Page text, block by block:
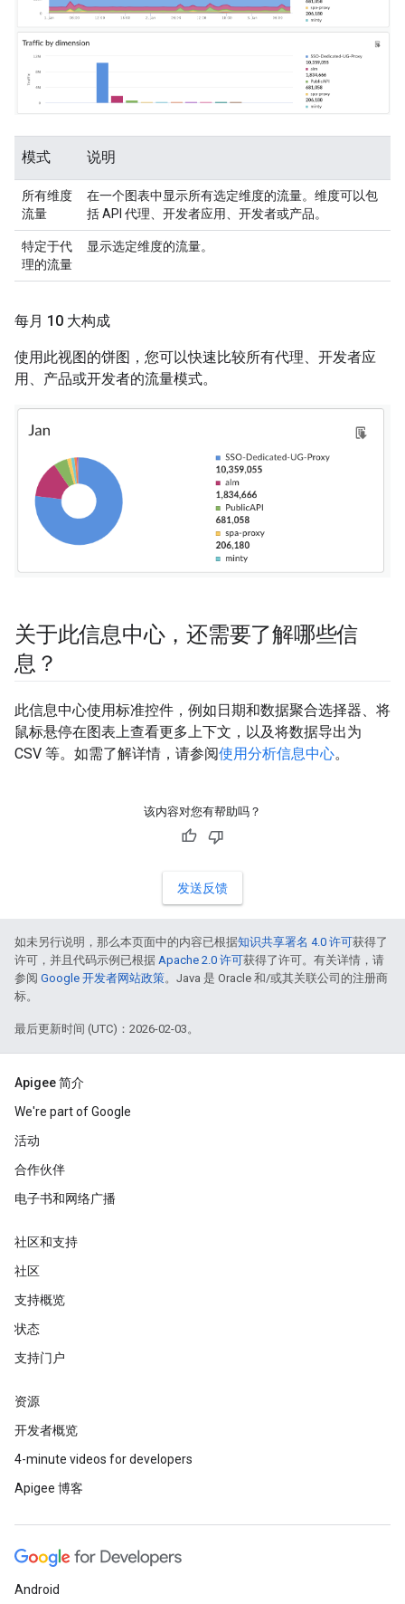
模式 说明
所有维度
流量
在一个图表中显示所有选定维度的流量。维度可以包
括 API 代理、开发者应用、开发者或产品。
特定于代
理的流量
显示选定维度的流量。
每月 10 大构成
使用此视图的饼图，您可以快速比较所有代理、开发者应
用、产品或开发者的流量模式。
关于此信息中心，还需要了解哪些信
息？
此信息中心使用标准控件，例如日期和数据聚合选择器、将
鼠标悬停在图表上查看更多上下文，以及将数据导出为
CSV 等。如需了解详情，请参阅使用分析信息中心。
该内容对您有帮助吗？
发送反馈
如未另行说明，那么本页面中的内容已根据知识共享署名 4.0 许可获得了
许可，并且代码示例已根据 Apache 2.0 许可获得了许可。有关详情，请
参阅 Google 开发者网站政策。Java 是 Oracle 和/或其关联公司的注册商
标。
最后更新时间 (UTC)：2026-02-03。
Apigee 简介
We're part of Google
活动
合作伙伴
电子书和网络广播
社区和支持
社区
支持概览
状态
支持门户
资源
开发者概览
4-minute videos for developers
Apigee 博客
Android